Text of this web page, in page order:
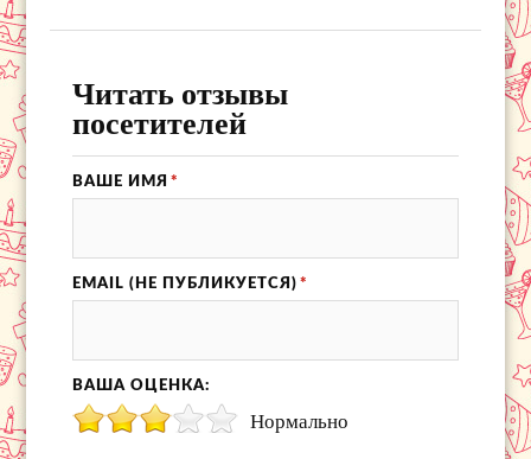
Читать отзывы
посетителей
ВАШЕ ИМЯ *
EMAIL (НЕ ПУБЛИКУЕТСЯ) *
ВАША ОЦЕНКА:
Нормально